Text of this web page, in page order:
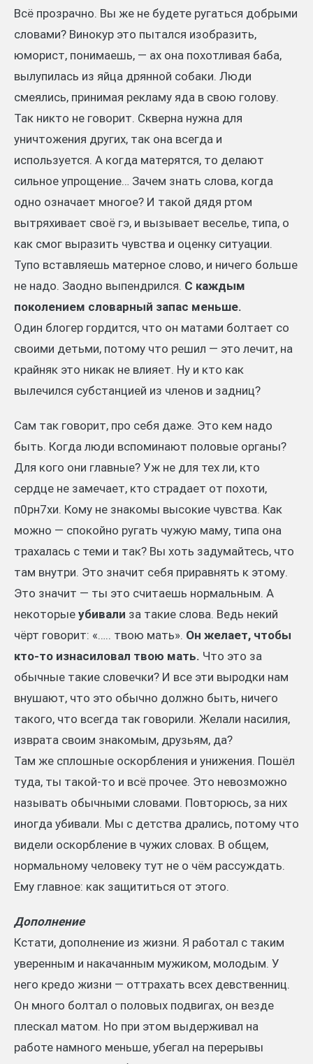
Всё прозрачно. Вы же не будете ругаться добрыми
словами? Винокур это пытался изобразить,
юморист, понимаешь, — ах она похотливая баба,
вылупилась из яйца дрянной собаки. Люди
смеялись, принимая рекламу яда в свою голову.
Так никто не говорит. Скверна нужна для
уничтожения других, так она всегда и
используется. А когда матерятся, то делают
сильное упрощение… Зачем знать слова, когда
одно означает многое? И такой дядя ртом
вытряхивает своё гэ, и вызывает веселье, типа, о
как смог выразить чувства и оценку ситуации.
Тупо вставляешь матерное слово, и ничего больше
не надо. Заодно выпендрился. С каждым
поколением словарный запас меньше.
Один блогер гордится, что он матами болтает со
своими детьми, потому что решил — это лечит, на
крайняк это никак не влияет. Ну и кто как
вылечился субстанцией из членов и задниц?
Сам так говорит, про себя даже. Это кем надо
быть. Когда люди вспоминают половые органы?
Для кого они главные? Уж не для тех ли, кто
сердце не замечает, кто страдает от похоти,
п0рн7хи. Кому не знакомы высокие чувства. Как
можно — спокойно ругать чужую маму, типа она
трахалась с теми и так? Вы хоть задумайтесь, что
там внутри. Это значит себя приравнять к этому.
Это значит — ты это считаешь нормальным. А
некоторые убивали за такие слова. Ведь некий
чёрт говорит: «….. твою мать». Он желает, чтобы
кто-то изнасиловал твою мать. Что это за
обычные такие словечки? И все эти выродки нам
внушают, что это обычно должно быть, ничего
такого, что всегда так говорили. Желали насилия,
изврата своим знакомым, друзьям, да?
Там же сплошные оскорбления и унижения. Пошёл
туда, ты такой-то и всё прочее. Это невозможно
называть обычными словами. Повторюсь, за них
иногда убивали. Мы с детства дрались, потому что
видели оскорбление в чужих словах. В общем,
нормальному человеку тут не о чём рассуждать.
Ему главное: как защититься от этого.
Дополнение
Кстати, дополнение из жизни. Я работал с таким
уверенным и накачанным мужиком, молодым. У
него кредо жизни — оттрахать всех девственниц.
Он много болтал о половых подвигах, он везде
плескал матом. Но при этом выдерживал на
работе намного меньше, убегал на перерывы